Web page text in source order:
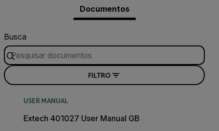
Documentos
Busca
FILTRO
USER MANUAL
Extech 401027 User Manual GB